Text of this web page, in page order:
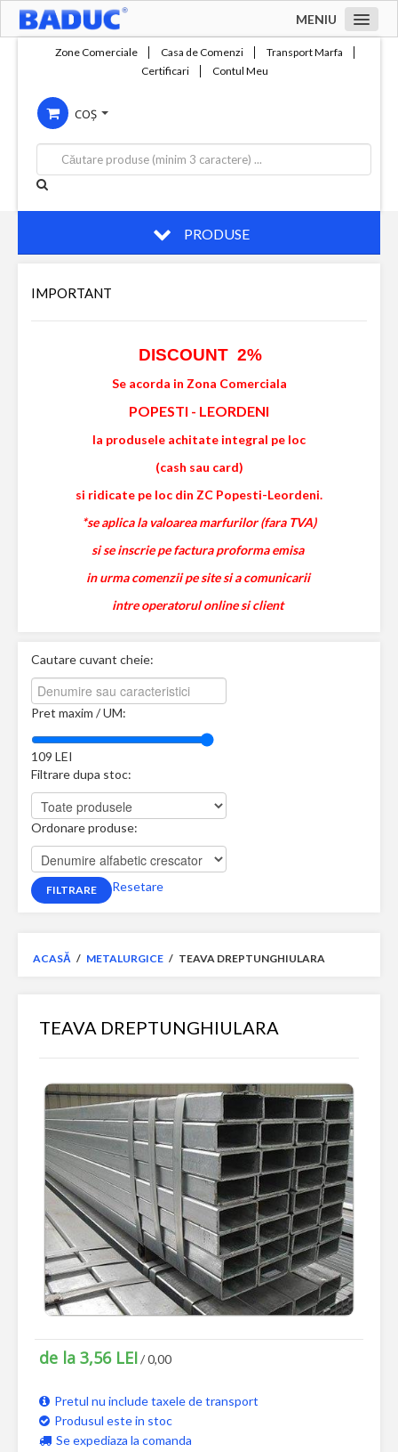
MENIU
Compania
Servicii
Productie
Contact
Zone Comerciale Casa de Comenzi
Transport Marfa
Certificari
Contul Meu
COȘ
PRODUSE
IMPORTANT
DISCOUNT 2%
Se acorda in Zona Comerciala
POPESTI - LEORDENI
la produsele achitate integral pe loc
(cash sau card)
si ridicate pe loc din ZC Popesti-Leordeni.
*se aplica la valoarea marfurilor (fara TVA)
si se inscrie pe factura proforma emisa
in urma comenzii pe site si a comunicarii
intre operatorul online si client
Cautare cuvant cheie:
Pret maxim / UM:
109 LEI
Filtrare dupa stoc:
Ordonare produse:
Resetare
ACASĂ / METALURGICE / TEAVA DREPTUNGHIULARA
TEAVA DREPTUNGHIULARA
de la 3,56 LEI/ 0,00
Pretul nu include taxele de transport
Produsul este in stoc
Se expediaza la comanda